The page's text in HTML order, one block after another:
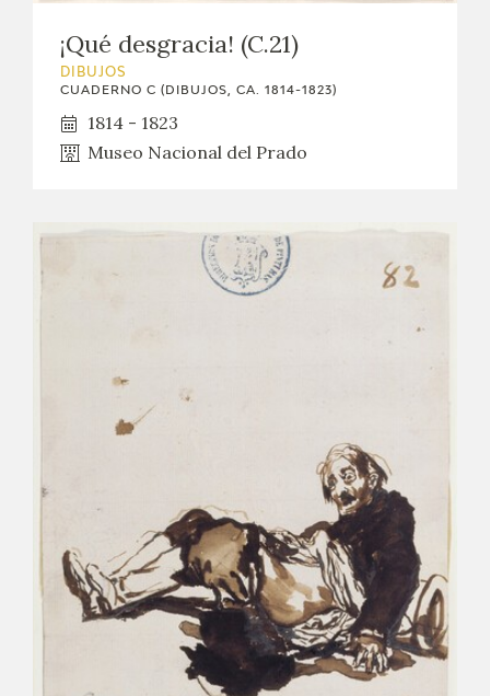
¡Qué desgracia! (C.21)
DIBUJOS
CUADERNO C (DIBUJOS, CA. 1814-1823)
1814 - 1823
Museo Nacional del Prado